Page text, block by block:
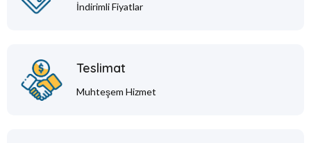
İndirimli Fiyatlar
Teslimat
Muhteşem Hizmet